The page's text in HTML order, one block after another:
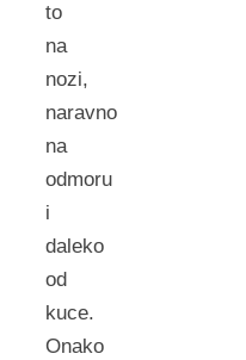
to
na
nozi,
naravno
na
odmoru
i
daleko
od
kuce.
Onako